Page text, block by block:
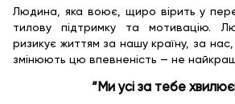
Людина, яка воює, щиро вірить у
тилову підтримку та мотивацію.
ризикує життям за нашу країну, за нас,
змінюють цю впевненість — не
“Ми усі за тебе